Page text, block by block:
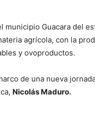
municipio Guacara del
agrícola, con la
y ovoproductos.
de una nueva
Nicolás Maduro.